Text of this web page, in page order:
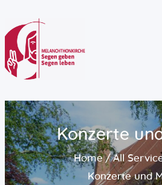
Konzerte
Home All
Konzerte und
Start
Gottesdienste
Angebote
Kinder und Familie
Jugend
Erwachsene